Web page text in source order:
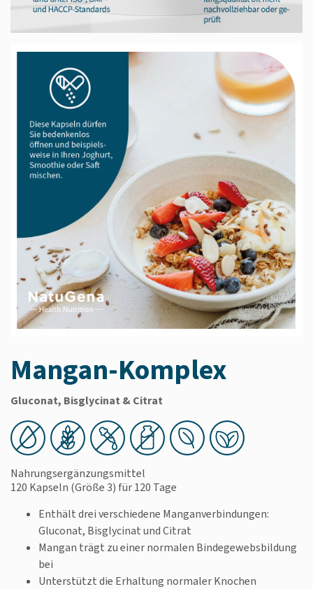
Mangan-Komplex
Gluconat, Bisglycinat & Citrat
Nahrungsergänzungsmittel
120 Kapseln (Größe 3) für 120 Tage
Enthält drei verschiedene Manganverbindungen:
Gluconat, Bisglycinat und Citrat
Mangan trägt zu einer normalen Bindegewebsbildung
bei
Unterstützt die Erhaltung normaler Knochen